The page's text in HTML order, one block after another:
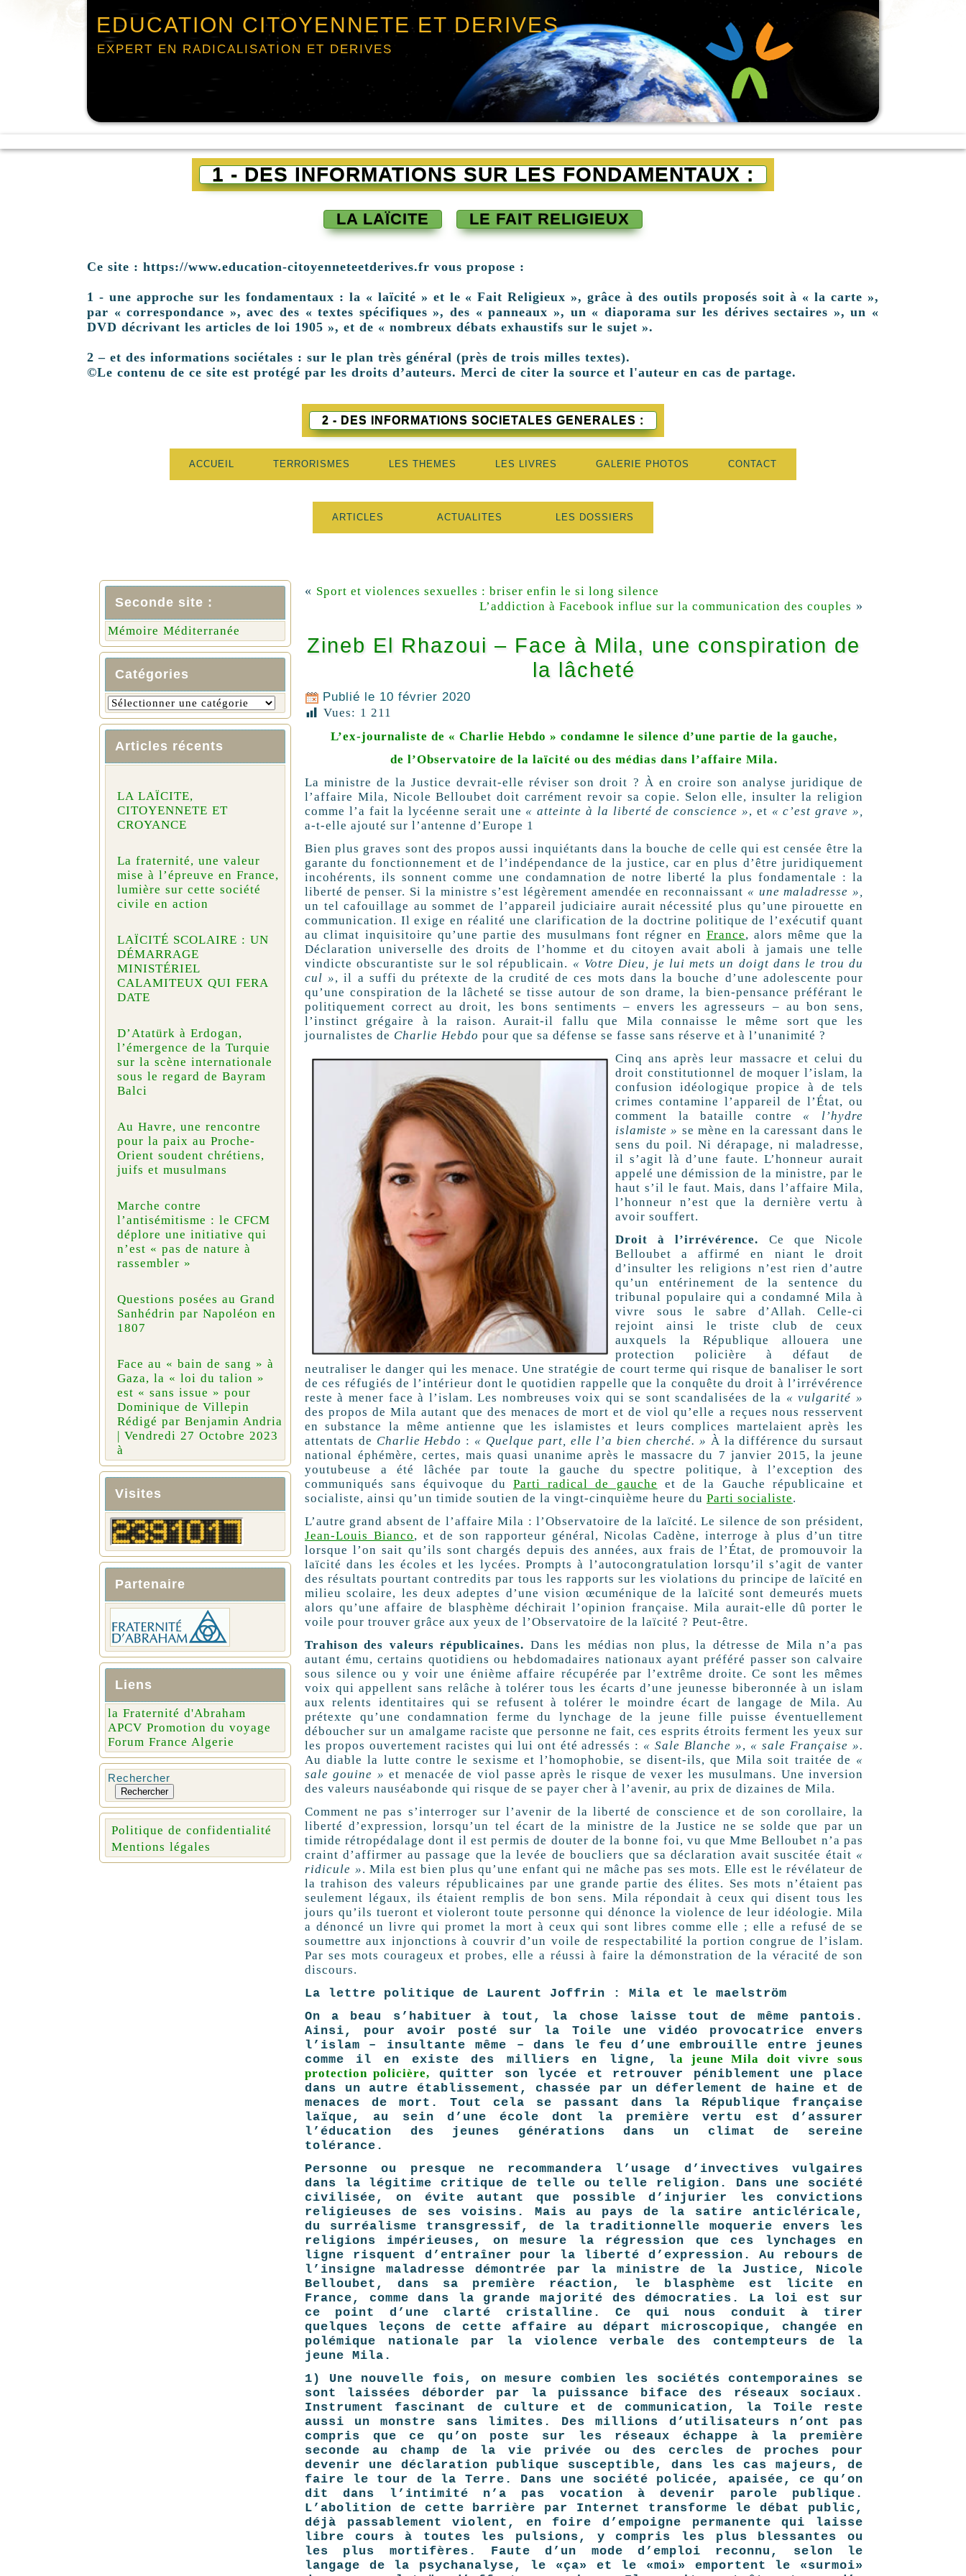
EDUCATION CITOYENNETE ET DERIVES
EXPERT EN RADICALISATION ET DERIVES
1 - DES INFORMATIONS SUR LES FONDAMENTAUX :
LA LAÏCITE LE FAIT RELIGIEUX
Ce site : https://www.education-citoyenneteetderives.fr vous propose :
1 - une approche sur les fondamentaux : la « laïcité » et le « Fait Religieux », grâce à des outils proposés soit à « la carte »,
par « correspondance », avec des « textes spécifiques », des « panneaux », un « diaporama sur les dérives sectaires », un «
DVD décrivant les articles de loi 1905 », et de « nombreux débats exhaustifs sur le sujet ».
2 – et des informations sociétales : sur le plan très général (près de trois milles textes).
©Le contenu de ce site est protégé par les droits d’auteurs. Merci de citer la source et l'auteur en cas de partage.
2 - DES INFORMATIONS SOCIETALES GENERALES :
ACCUEIL TERRORISMES LES THEMES LES LIVRES GALERIE PHOTOS CONTACT
ARTICLES ACTUALITES LES DOSSIERS
Seconde site :
Mémoire Méditerranée
Catégories
Articles récents
LA LAÏCITE,
CITOYENNETE ET
CROYANCE
La fraternité, une valeur
mise à l’épreuve en France,
lumière sur cette société
civile en action
LAÏCITÉ SCOLAIRE : UN
DÉMARRAGE
MINISTÉRIEL
CALAMITEUX QUI FERA
DATE
D’Atatürk à Erdogan,
l’émergence de la Turquie
sur la scène internationale
sous le regard de Bayram
Balci
Au Havre, une rencontre
pour la paix au Proche-
Orient soudent chrétiens,
juifs et musulmans
Marche contre
l’antisémitisme : le CFCM
déplore une initiative qui
n’est « pas de nature à
rassembler »
Questions posées au Grand
Sanhédrin par Napoléon en
1807
Face au « bain de sang » à
Gaza, la « loi du talion »
est « sans issue » pour
Dominique de Villepin
Rédigé par Benjamin Andria
| Vendredi 27 Octobre 2023
à
Visites
Partenaire
Liens
la Fraternité d'Abraham
APCV Promotion du voyage
Forum France Algerie
Rechercher
Rechercher
Politique de confidentialité
Mentions légales
« Sport et violences sexuelles : briser enfin le si long silence
L’addiction à Facebook influe sur la communication des couples »
Zineb El Rhazoui – Face à Mila, une conspiration de
la lâcheté
Publié le 10 février 2020
Vues: 1 211
L’ex-journaliste de « Charlie Hebdo » condamne le silence d’une partie de la gauche,
de l’Observatoire de la laïcité ou des médias dans l’affaire Mila.
La ministre de la Justice devrait-elle réviser son droit ? À en croire son analyse juridique de
l’affaire Mila, Nicole Belloubet doit carrément revoir sa copie. Selon elle, insulter la religion
comme l’a fait la lycéenne serait une « atteinte à la liberté de conscience », et « c’est grave »,
a-t-elle ajouté sur l’antenne d’Europe 1
Bien plus graves sont des propos aussi inquiétants dans la bouche de celle qui est censée être la
garante du fonctionnement et de l’indépendance de la justice, car en plus d’être juridiquement
incohérents, ils sonnent comme une condamnation de notre liberté la plus fondamentale : la
liberté de penser. Si la ministre s’est légèrement amendée en reconnaissant « une maladresse »,
un tel cafouillage au sommet de l’appareil judiciaire aurait nécessité plus qu’une pirouette en
communication. Il exige en réalité une clarification de la doctrine politique de l’exécutif quant
au climat inquisitoire qu’une partie des musulmans font régner en France, alors même que la
Déclaration universelle des droits de l’homme et du citoyen avait aboli à jamais une telle
vindicte obscurantiste sur le sol républicain. « Votre Dieu, je lui mets un doigt dans le trou du
cul », il a suffi du prétexte de la crudité de ces mots dans la bouche d’une adolescente pour
qu’une conspiration de la lâcheté se tisse autour de son drame, la bien-pensance préférant le
politiquement correct au droit, les bons sentiments – envers les agresseurs – au bon sens,
l’instinct grégaire à la raison. Aurait-il fallu que Mila connaisse le même sort que les
journalistes de Charlie Hebdo pour que sa défense se fasse sans réserve et à l’unanimité ?
Cinq ans après leur massacre et celui du
droit constitutionnel de moquer l’islam, la
confusion idéologique propice à de tels
crimes contamine l’appareil de l’État, ou
comment la bataille contre « l’hydre
islamiste » se mène en la caressant dans le
sens du poil. Ni dérapage, ni maladresse,
il s’agit là d’une faute. L’honneur aurait
appelé une démission de la ministre, par le
haut s’il le faut. Mais, dans l’affaire Mila,
l’honneur n’est que la dernière vertu à
avoir souffert.
Droit à l’irrévérence. Ce que Nicole
Belloubet a affirmé en niant le droit
d’insulter les religions n’est rien d’autre
qu’un entérinement de la sentence du
tribunal populaire qui a condamné Mila à
vivre sous le sabre d’Allah. Celle-ci
rejoint ainsi le triste club de ceux
auxquels la République allouera une
protection policière à défaut de
neutraliser le danger qui les menace. Une stratégie de court terme qui risque de banaliser le sort
de ces réfugiés de l’intérieur dont le quotidien rappelle que la conquête du droit à l’irrévérence
reste à mener face à l’islam. Les nombreuses voix qui se sont scandalisées de la « vulgarité »
des propos de Mila autant que des menaces de mort et de viol qu’elle a reçues nous resservent
en substance la même antienne que les islamistes et leurs complices martelaient après les
attentats de Charlie Hebdo : « Quelque part, elle l’a bien cherché. » À la différence du sursaut
national éphémère, certes, mais quasi unanime après le massacre du 7 janvier 2015, la jeune
youtubeuse a été lâchée par toute la gauche du spectre politique, à l’exception des
communiqués sans équivoque du Parti radical de gauche et de la Gauche républicaine et
socialiste, ainsi qu’un timide soutien de la vingt-cinquième heure du Parti socialiste.
L’autre grand absent de l’affaire Mila : l’Observatoire de la laïcité. Le silence de son président,
Jean-Louis Bianco, et de son rapporteur général, Nicolas Cadène, interroge à plus d’un titre
lorsque l’on sait qu’ils sont chargés depuis des années, aux frais de l’État, de promouvoir la
laïcité dans les écoles et les lycées. Prompts à l’autocongratulation lorsqu’il s’agit de vanter
des résultats pourtant contredits par tous les rapports sur les violations du principe de laïcité en
milieu scolaire, les deux adeptes d’une vision œcuménique de la laïcité sont demeurés muets
alors qu’une affaire de blasphème déchirait l’opinion française. Mila aurait-elle dû porter le
voile pour trouver grâce aux yeux de l’Observatoire de la laïcité ? Peut-être.
Trahison des valeurs républicaines. Dans les médias non plus, la détresse de Mila n’a pas
autant ému, certains quotidiens ou hebdomadaires nationaux ayant préféré passer son calvaire
sous silence ou y voir une énième affaire récupérée par l’extrême droite. Ce sont les mêmes
voix qui appellent sans relâche à tolérer tous les écarts d’une jeunesse biberonnée à un islam
aux relents identitaires qui se refusent à tolérer le moindre écart de langage de Mila. Au
prétexte qu’une condamnation ferme du lynchage de la jeune fille puisse éventuellement
déboucher sur un amalgame raciste que personne ne fait, ces esprits étroits ferment les yeux sur
les propos ouvertement racistes qui lui ont été adressés : « Sale Blanche », « sale Française ».
Au diable la lutte contre le sexisme et l’homophobie, se disent-ils, que Mila soit traitée de «
sale gouine » et menacée de viol passe après le risque de vexer les musulmans. Une inversion
des valeurs nauséabonde qui risque de se payer cher à l’avenir, au prix de dizaines de Mila.
Comment ne pas s’interroger sur l’avenir de la liberté de conscience et de son corollaire, la
liberté d’expression, lorsqu’un tel écart de la ministre de la Justice ne se solde que par un
timide rétropédalage dont il est permis de douter de la bonne foi, vu que Mme Belloubet n’a pas
craint d’affirmer au passage que la levée de boucliers que sa déclaration avait suscitée était «
ridicule ». Mila est bien plus qu’une enfant qui ne mâche pas ses mots. Elle est le révélateur de
la trahison des valeurs républicaines par une grande partie des élites. Ses mots n’étaient pas
seulement légaux, ils étaient remplis de bon sens. Mila répondait à ceux qui disent tous les
jours qu’ils tueront et violeront toute personne qui dénonce la violence de leur idéologie. Mila
a dénoncé un livre qui promet la mort à ceux qui sont libres comme elle ; elle a refusé de se
soumettre aux injonctions à couvrir d’un voile de respectabilité la portion congrue de l’islam.
Par ses mots courageux et probes, elle a réussi à faire la démonstration de la véracité de son
discours.
La lettre politique de Laurent Joffrin : Mila et le maelström
On a beau s’habituer à tout, la chose laisse tout de même pantois.
Ainsi, pour avoir posté sur la Toile une vidéo provocatrice envers
l’islam – insultante même – dans le feu d’une embrouille entre jeunes
comme il en existe des milliers en ligne, la jeune Mila doit vivre sous
protection policière, quitter son lycée et retrouver péniblement une place
dans un ­autre établissement, chassée par un déferlement de haine et de
menaces de mort. Tout cela se passant dans la République française
laïque, au sein d’une école dont la première vertu est d’assurer
l’éducation des jeunes générations dans un climat de sereine
tolérance.
Personne ou presque ne recommandera l’usage d’invectives vulgaires
dans la légitime critique de telle ou telle religion. Dans une société
civilisée, on évite autant que possible d’injurier les convictions
religieuses de ses voisins. Mais au pays de la satire anticléricale,
du surréalisme transgressif, de la traditionnelle moquerie envers les
religions impérieuses, on mesure la régression que ces lynchages en
ligne risquent d’entraîner pour la liberté d’expression. Au rebours de
l’insigne maladresse démontrée par la ministre de la Justice, Nicole
Belloubet, dans sa première réaction, le blasphème est licite en
France, comme dans la grande majorité des démocraties. La loi est sur
ce point d’une clarté cristalline. Ce qui nous conduit à tirer
quelques leçons de cette affaire au départ microscopique, changée en
polémique nationale par la violence verbale des contempteurs de la
jeune Mila.
1) Une nouvelle fois, on mesure combien les sociétés contemporaines se
sont laissées déborder par la puissance biface des réseaux sociaux.
Instrument fascinant de culture et de communication, la Toile reste
aussi un monstre sans limites. Des millions d’utilisateurs n’ont pas
compris que ce qu’on poste sur les réseaux échappe à la première
seconde au champ de la vie privée ou des cercles de proches pour
devenir une déclaration publique susceptible, dans les cas majeurs, de
faire le tour de la Terre. Dans une société policée, apaisée, ce qu’on
dit dans l’intimité n’a pas vocation à devenir parole publique.
L’abolition de cette barrière par Internet transforme le débat public,
déjà passablement violent, en foire d’empoigne permanente qui laisse
libre cours à toutes les pulsions, y compris les plus ­blessantes ou
les plus mortifères. Faute d’un mode d’emploi reconnu, selon le
langage de la ­psychanalyse, le «ça» et le «moi» emportent le «surmoi»